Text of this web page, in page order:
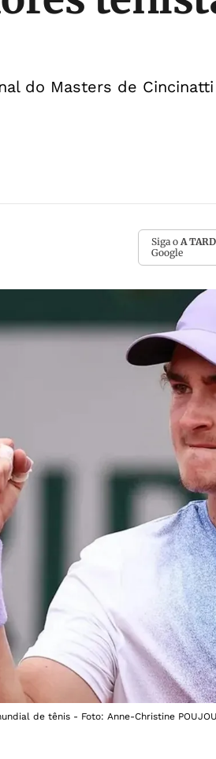
do Masters de
Siga o A
Google
de tênis - Foto: Anne-Christine